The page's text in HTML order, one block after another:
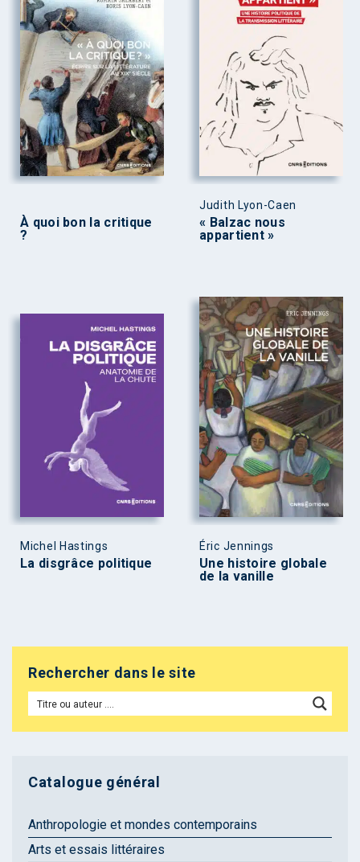
À quoi bon la critique
?
Judith Lyon-Caen
« Balzac nous
appartient »
Michel Hastings
La disgrâce politique
Éric Jennings
Une histoire globale
de la vanille
Rechercher dans le site
Catalogue général
Anthropologie et mondes contemporains
Arts et essais littéraires